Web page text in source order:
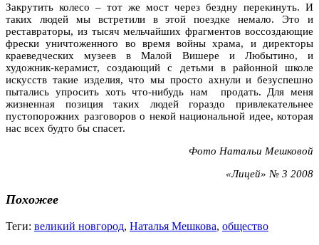
Закрутить колесо – тот же мост через бездну перекинуть. И
таких людей мы встретили в этой поездке немало. Это и
реставраторы, из тысяч мельчайших фрагментов воссоздающие
фрески уничтоженного во время войны храма, и директоры
краеведческих музеев в Малой Вишере и Любытино, и
художник-керамист, создающий с детьми в районной школе
искусств такие изделия, что мы просто ахнули и безуспешно
пытались упросить хоть что-нибудь нам продать. Для меня
жизненная позиция таких людей гораздо привлекательнее
пустопорожних разговоров о некой национальной идее, которая
нас всех будто бы спасет.
Фото Натальи Мешковой
«Лицей» № 3 2008
Похожее
Теги: великий новгород, Наталья Мешкова, общество